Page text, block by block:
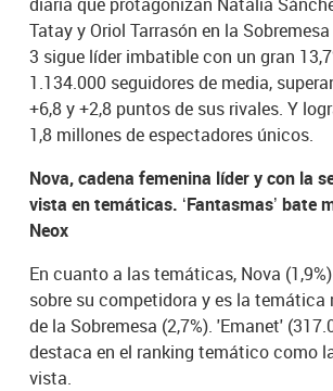
Tatay y Oriol Tarrasón en la
3 sigue líder imbatible con un gran
1.134.000 seguidores de media,
+6,8 y +2,8 puntos de sus rivales. Y
1,8 millones de espectadores únicos.
Nova, cadena femenina líder y con la
vista en temáticas. ‘Fantasmas’ bate
Neox
En cuanto a las temáticas, Nova
sobre su competidora y es la temática
de la Sobremesa (2,7%). 'Emanet'
destaca en el ranking temático como
vista.